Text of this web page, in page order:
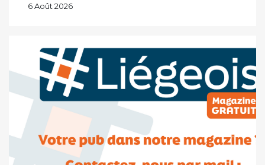
6 Août 2026